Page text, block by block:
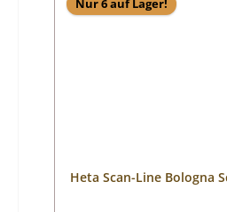
Nur 6 auf Lager!
Heta Scan-Line Bologna